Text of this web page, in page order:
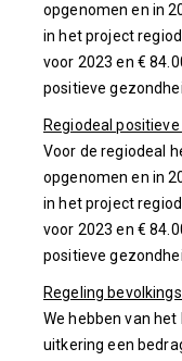
opgenomen en in
in het project
voor 2023 en €
positieve
Regiodeal
Voor de regiodeal
opgenomen en in
in het project
voor 2023 en €
positieve
Regeling
We hebben van
uitkering een